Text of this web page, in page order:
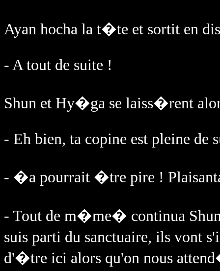
Ayan hocha la t�te et sortit en
- A tout de suite !
Shun et Hy�ga se laiss�rent
- Eh bien, ta copine est pleine de
- �a pourrait �tre pire !
- Tout de m�me� continua
suis parti du sanctuaire, ils vont
d'�tre ici alors qu'on nous